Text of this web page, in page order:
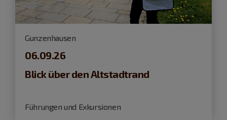
Gunzenhausen
06.09.26
Blick über den Altstadtrand
Führungen und Exkursionen